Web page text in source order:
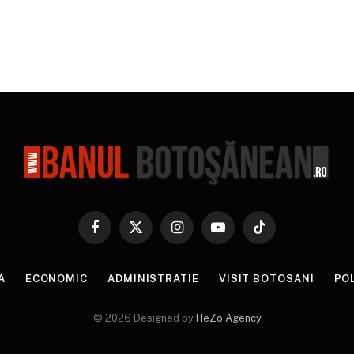
Facebook
X
InstagramYouTubeTikTok
ECONOMIC ADMINISTRATIE VISIT BOTOSANI
© 2026 Designed by HeZo Agency